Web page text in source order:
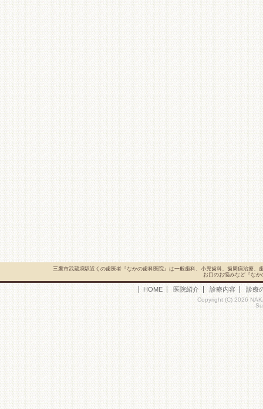
三鷹市武蔵境駅近くの歯医者『なかの歯科医院』は一般歯科、小児歯科、歯周病治療
お口のお悩みなど『な
HOME 医院紹介 診療内容 診療
Copyright (C) 2026